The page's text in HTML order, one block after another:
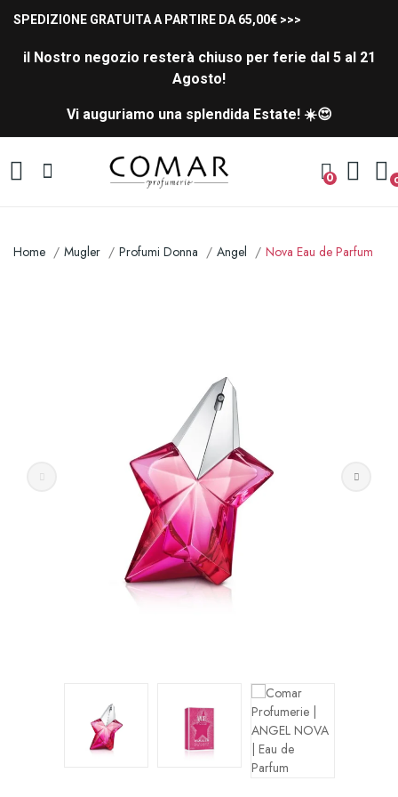
SPEDIZIONE GRATUITA A PARTIRE DA 65,00€ >>>
il Nostro negozio resterà chiuso per ferie dal 5 al 21
Agosto!
Vi auguriamo una splendida Estate! ☀️😍
0
Home Mugler Profumi Donna Angel Nova Eau de Parfum